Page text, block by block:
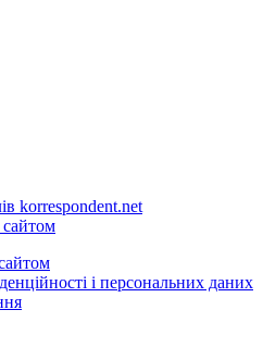
korrespondent.net
і персональних даних